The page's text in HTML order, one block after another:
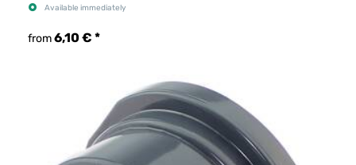
Available immediately
from6,10 € *